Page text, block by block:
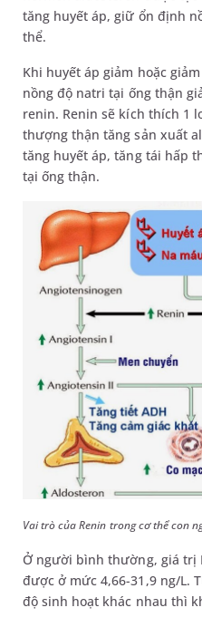
tăng huyết áp, giữ ổn định
thể.
Khi huyết áp giảm hoặc
nồng độ natri tại ống thận
renin. Renin sẽ kích thích 1
thượng thận tăng sản xuất
tăng huyết áp, tăng tái hấp
tại ống thận.
Vai trò của Renin trong cơ thể con
Ở người bình thường, giá trị
được ở mức 4,66-31,9 ng/L.
độ sinh hoạt khác nhau thì